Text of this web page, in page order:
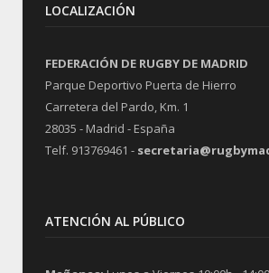
LOCALIZACIÓN
FEDERACIÓN DE RUGBY DE MADRID
Parque Deportivo Puerta de Hierro
Carretera del Pardo, Km. 1
28035 - Madrid - España
Telf. 913769461 -
ATENCIÓN AL PÚBLICO